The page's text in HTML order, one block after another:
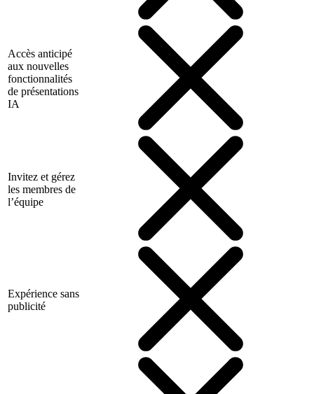
Accès anticipé
aux nouvelles
fonctionnalités
de présentations
IA
Invitez et gérez
les membres de
l’équipe
Expérience sans
publicité